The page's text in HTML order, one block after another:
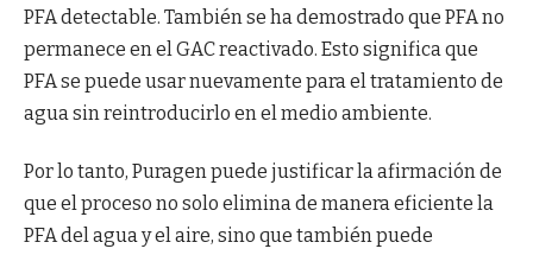
PFA detectable. También se ha demostrado que PFA no
permanece en el GAC reactivado. Esto significa que
PFA se puede usar nuevamente para el tratamiento de
agua sin reintroducirlo en el medio ambiente.
Por lo tanto, Puragen puede justificar la afirmación de
que el proceso no solo elimina de manera eficiente la
PFA del agua y el aire, sino que también puede